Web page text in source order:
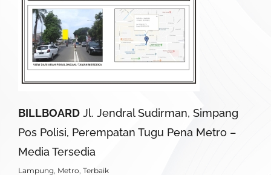
BILLBOARD Jl. Jendral Sudirman, Simpang
Pos Polisi, Perempatan Tugu Pena Metro –
Media Tersedia
Lampung Metro Terbaik